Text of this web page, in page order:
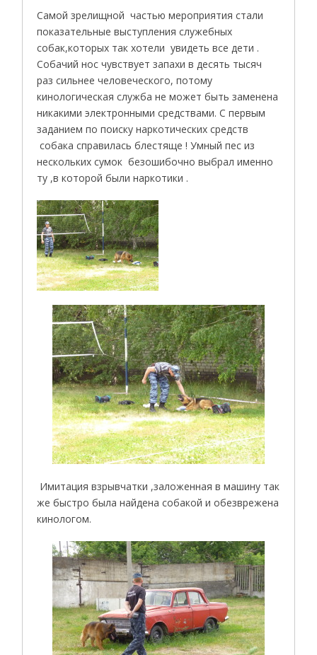
Самой зрелищной частью мероприятия стали
показательные выступления служебных
собак,которых так хотели увидеть все дети .
Собачий нос чувствует запахи в десять тысяч
раз сильнее человеческого, потому
кинологическая служба не может быть заменена
никакими электронными средствами. С первым
заданием по поиску наркотических средств
собака справилась блестяще ! Умный пес из
нескольких сумок безошибочно выбрал именно
ту ,в которой были наркотики .
Имитация взрывчатки ,заложенная в машину так
же быстро была найдена собакой и обезврежена
кинологом.